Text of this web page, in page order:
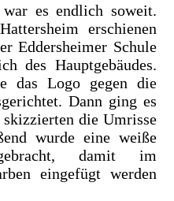
es endlich soweit.
erschienen
Eddersheimer Schule
des Hauptgebäudes.
das Logo gegen die
Dann ging es
die Umrisse
wurde eine weiße
damit im
eingefügt werden